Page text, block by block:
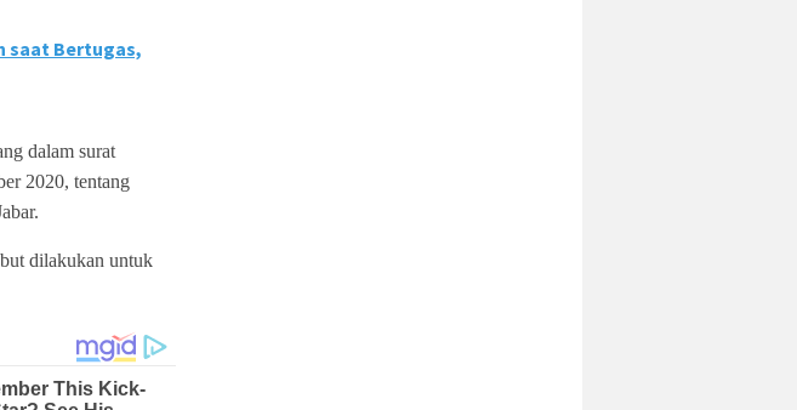
saat Bertugas,
dalam surat
2020, tentang
dilakukan untuk